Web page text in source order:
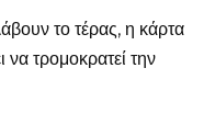
το τέρας, η κάρτα
να τρομοκρατεί την